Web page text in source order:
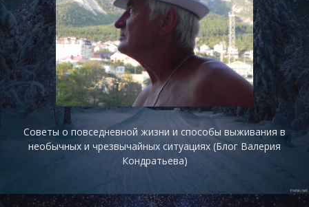
Советы о повседневной жизни и способы выживания в
необычных и чрезвычайных ситуациях (Блог Валерия
Кондратьева)